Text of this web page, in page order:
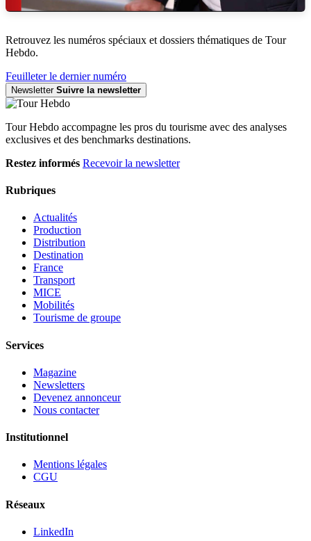
Retrouvez les numéros spéciaux et dossiers thématiques de Tour
Hebdo.
Feuilleter le dernier numéro
Newsletter Suivre la newsletter
Tour Hebdo accompagne les pros du tourisme avec des analyses
exclusives et des benchmarks destinations.
Restez informés Recevoir la newsletter
Rubriques
Actualités
Production
Distribution
Destination
France
Transport
MICE
Mobilités
Tourisme de groupe
Services
Magazine
Newsletters
Devenez annonceur
Nous contacter
Institutionnel
Mentions légales
CGU
Réseaux
LinkedIn